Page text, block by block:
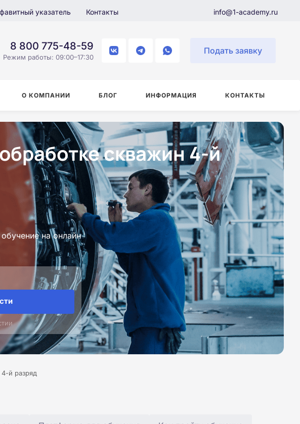
указатель Контакты info@1-academy.ru
8 800 775-48-59
Режим работы: 09:00–17:30
Подать заявку
О КОМПАНИИ БЛОГ ИНФОРМАЦИЯ КОНТАКТЫ
скважин 4-й
на онлайн
й разряд